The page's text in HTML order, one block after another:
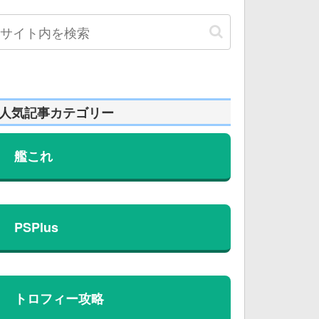
気記事カテゴリー
艦これ
PSPlus
トロフィー攻略